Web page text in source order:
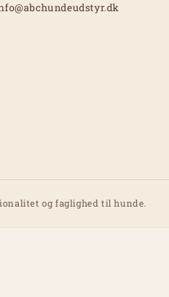
og faglighed til hunde.